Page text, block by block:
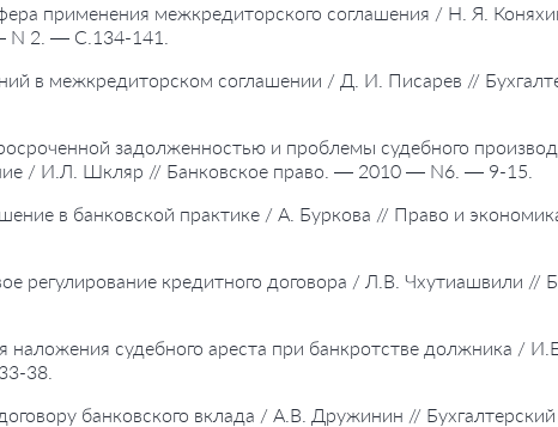
применения межкредиторского соглашения / Н. Я.
N 2. — С.134-141.
в межкредиторском соглашении / Д. И. Писарев //
задолженностью и проблемы судебного
/ И.Л. Шкляр // Банковское право. — 2010 — N6. — 9-15.
в банковской практике / А. Буркова // Право и
регулирование кредитного договора / Л.В. Чхутиашвили //
судебного ареста при банкротстве должника /
38.
банковского вклада / А.В. Дружинин //